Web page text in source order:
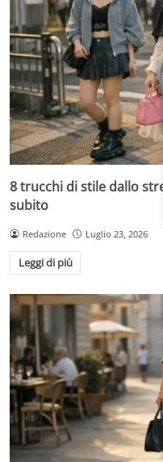
8 trucchi di stile dallo
subito
Redazione Luglio 23, 2026
Leggi di più